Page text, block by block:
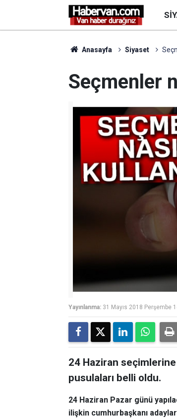
Anasayfa Siyaset
Seçmenler
Yayınlanma: 31 Mayıs 2018 Perşembe
24 Haziran
pusulaları belli oldu.
24 Haziran Pazar günü
ilişkin cumhurbaşkanı